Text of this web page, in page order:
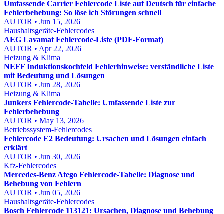
Umfassende Carrier Fehlercode Liste auf Deutsch für einfache
Fehlerbehebung: So löse ich Störungen schnell
AUTOR • Jun 15, 2026
Haushaltsgeräte-Fehlercodes
AEG Lavamat Fehlercode-Liste (PDF-Format)
AUTOR • Apr 22, 2026
Heizung & Klima
NEFF Induktionskochfeld Fehlerhinweise: verständliche Liste
mit Bedeutung und Lösungen
AUTOR • Jun 28, 2026
Heizung & Klima
Junkers Fehlercode-Tabelle: Umfassende Liste zur
Fehlerbehebung
AUTOR • May 13, 2026
Betriebssystem-Fehlercodes
Fehlercode E2 Bedeutung: Ursachen und Lösungen einfach
erklärt
AUTOR • Jun 30, 2026
Kfz-Fehlercodes
Mercedes-Benz Atego Fehlercode-Tabelle: Diagnose und
Behebung von Fehlern
AUTOR • Jun 05, 2026
Haushaltsgeräte-Fehlercodes
Bosch Fehlercode 113121: Ursachen, Diagnose und Behebung